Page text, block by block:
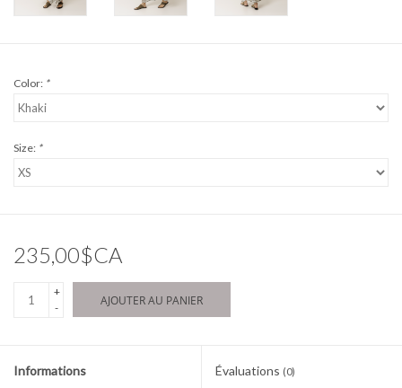
Color: *
Size: *
235,00$CA
+
-
AJOUTER AU PANIER
Informations Évaluations (0)